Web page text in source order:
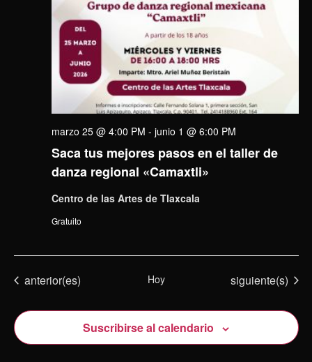
Saca tus mejores pasos en el taller de
danza regional «Camaxtli»
marzo 25 @ 4:00 PM - junio 1 @ 6:00 PM
Centro de las Artes de Tlaxcala
Gratuito
Eventos
anterior(es) Hoy Eventos
siguiente(s)
Suscribirse al calendario